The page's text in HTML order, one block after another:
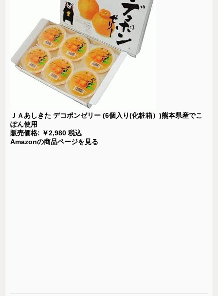
ＪＡあしきた デコポンゼリー (6個入り(化粧箱）)熊本県産でこ
ぽん使用
販売価格: ￥2,980 税込
Amazonの商品ページを見る